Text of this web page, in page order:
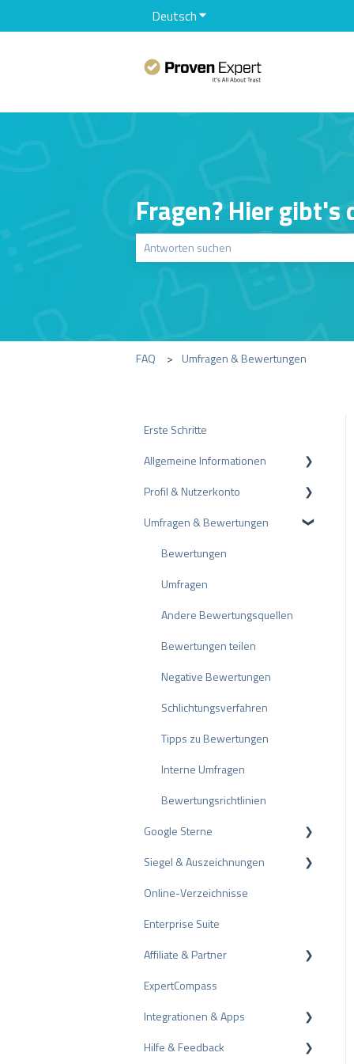
DeutschUntermenü für
Fragen? Hier
FAQ Umfragen & Bewertungen
Erste Schritte
Allgemeine Informationen
Datenschutz
Pakete und Preise
API
ProvenEmployer
Profil & Nutzerkonto
Profil-Einstellungen
Nutzerkonto
Rechnungsstellung
Umfragen & Bewertungen
Bewertungen
Umfragen
Andere Bewertungsquellen
Bewertungen teilen
Negative Bewertungen
Schlichtungsverfahren
Tipps zu Bewertungen
Interne Umfragen
Bewertungsrichtlinien
Google Sterne
Rich Snippet
Siegel & Auszeichnungen
PRO Seal
Bewertungssiegel
Auszeichnungen
Online-Verzeichnisse
Enterprise Suite
Affiliate & Partner
Partnerprogramm
Empfehlung
ExpertCompass
Integrationen & Apps
CMS-Plugins
Hilfe & Feedback